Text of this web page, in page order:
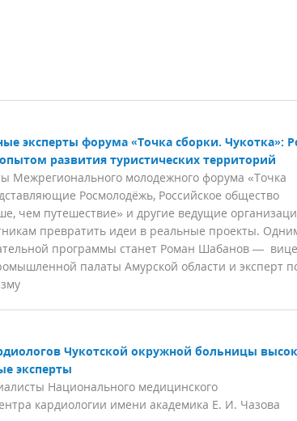
эксперты форума «Точка сборки. Чукотка»:
развития туристических территорий
Межрегионального молодежного форума «Точка
Росмолодёжь, Российское общество
чем путешествие» и другие ведущие
превратить идеи в реальные проекты.
программы станет Роман Шабанов —
палаты Амурской области и эксперт
Чукотской окружной больницы
эксперты
Национального медицинского
кардиологии имени академика Е. И. Чазова